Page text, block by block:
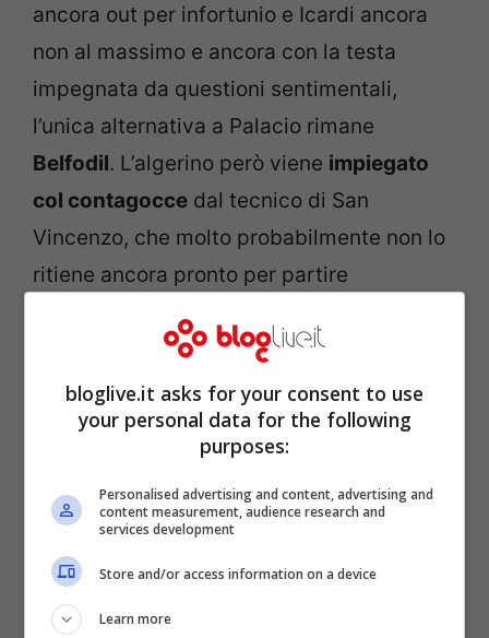
ancora out per infortunio e Icardi ancora
non al massimo e ancora con la testa
impegnata da questioni sentimentali,
l’unica alternativa a Palacio rimane
Belfodil. L’algerino però viene impiegato
col contagocce dal tecnico di San
Vincenzo, che molto probabilmente non lo
ritiene ancora pronto per partire
molto probabilmente qualcosa si muoverà
sul mercato.
Mistero Kovacic
Che fine ha fatto il funambolico
centrocampista che lo scorso anno ha
spesso deliziato San Siro con le sue
bloglive.it asks for your consent to use
your personal data for the following
purposes:
Personalised advertising and content, advertising and
content measurement, audience research and
services development
Store and/or access information on a device
Learn more